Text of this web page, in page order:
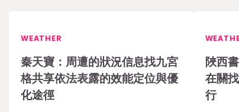
WEATHER
秦天寶：周遭的狀況信息找九宮
格共享依法表露的效能定位與優
化途徑
陜西
在關
行